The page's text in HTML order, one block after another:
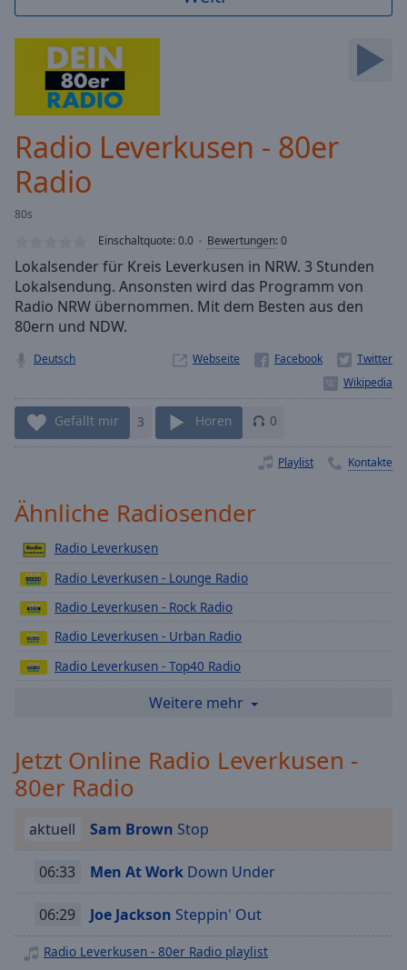
Backward
Forward
Current
0:00
Duration -:-
0.00%
Stream
live,
currently
behind
liveLIVE
Remaining
1x
Playback
Rate
Chapters
Descriptions
descriptions
selected
settings
dialog
off,
in-
Picture
Radio Leverkusen - 80er
Radio
80s
Einschaltquote:0.0 Bewertungen:0
Lokalsender für Kreis Leverkusen in NRW. 3 Stunden
Lokalsendung. Ansonsten wird das Programm von
Radio NRW übernommen. Mit dem Besten aus den
80ern und NDW.
Deutsch Webseite
Gefällt mir 3 Hören 0
Playlist Kontakte
Ähnliche Radiosender
Radio Leverkusen
Radio Leverkusen - Lounge Radio
Radio Leverkusen - Rock Radio
Radio Leverkusen - Urban Radio
Radio Leverkusen - Top40 Radio
Radio Leverkusen - DeutschPop Radio
Radio Leverkusen - Love Radio
Radio Leverkusen - 90er Radio
Radio Leverkusen - Dein Weihnachts Radio
Radio Leverkusen - 2000er
Radio Leverkusen - Hip Hop
Weitere mehr
Jetzt Online Radio Leverkusen -
80er Radio
aktuell Sam Brown Stop
06:33 Men At Work Down Under
06:29 Joe Jackson Steppin' Out
Radio Leverkusen - 80er Radio playlist